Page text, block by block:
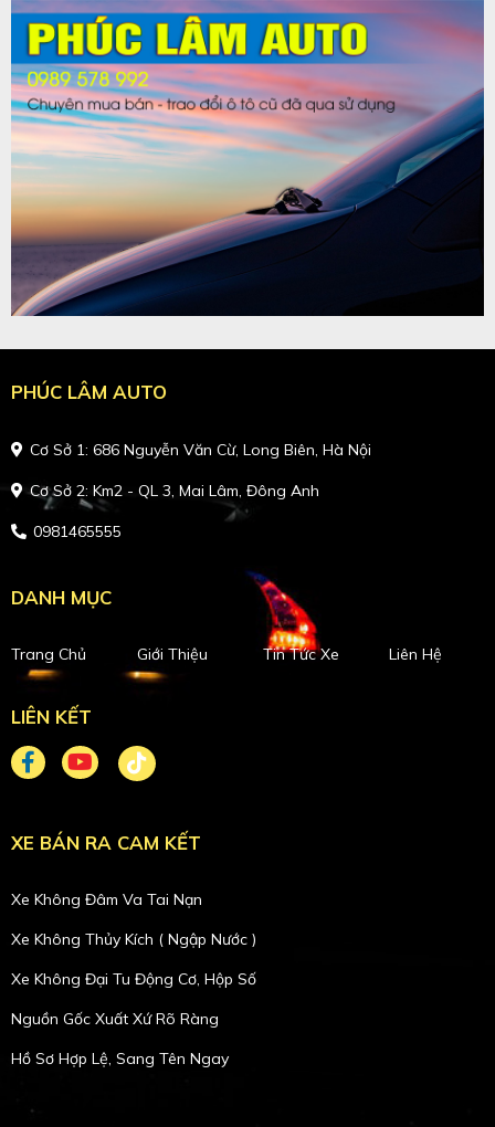
PHÚC LÂM AUTO
Cơ Sở 1: 686 Nguyễn Văn Cừ, Long Biên, Hà Nội
Cơ Sở 2: Km2 - QL 3, Mai Lâm, Đông Anh
0981465555
DANH MỤC
Trang Chủ Giới Thiệu Tin Tức Xe Liên Hệ
LIÊN KẾT
XE BÁN RA CAM KẾT
Xe Không Đâm Va Tai Nạn
Xe Không Thủy Kích ( Ngập Nước )
Xe Không Đại Tu Động Cơ, Hộp Số
Nguồn Gốc Xuất Xứ Rõ Ràng
Hồ Sơ Hợp Lệ, Sang Tên Ngay